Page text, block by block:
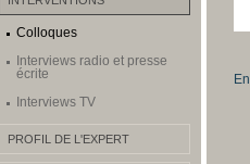
Colloques
Interviews radio et presse
écrite
Interviews TV
PROFIL DE L'EXPERT